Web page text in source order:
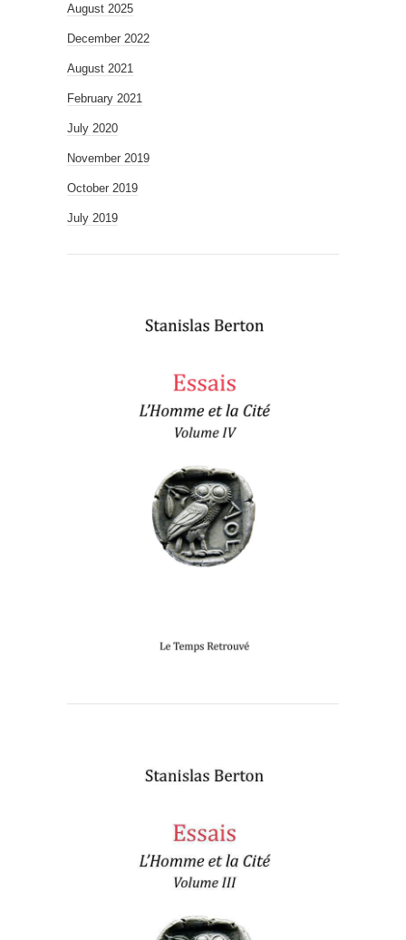
August 2025
December 2022
August 2021
February 2021
July 2020
November 2019
October 2019
July 2019